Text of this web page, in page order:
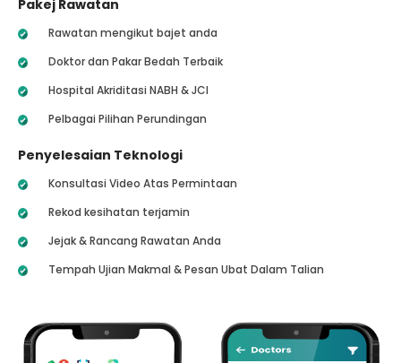
Pakej Rawatan
Rawatan mengikut bajet anda
Doktor dan Pakar Bedah Terbaik
Hospital Akriditasi NABH & JCI
Pelbagai Pilihan Perundingan
Penyelesaian Teknologi
Konsultasi Video Atas Permintaan
Rekod kesihatan terjamin
Jejak & Rancang Rawatan Anda
Tempah Ujian Makmal & Pesan Ubat Dalam Talian